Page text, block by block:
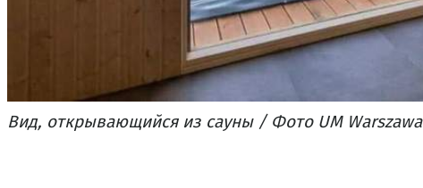
Вид, открывающийся из сауны / Фото UM Warszawa